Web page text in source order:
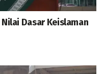
Dasar Keislaman